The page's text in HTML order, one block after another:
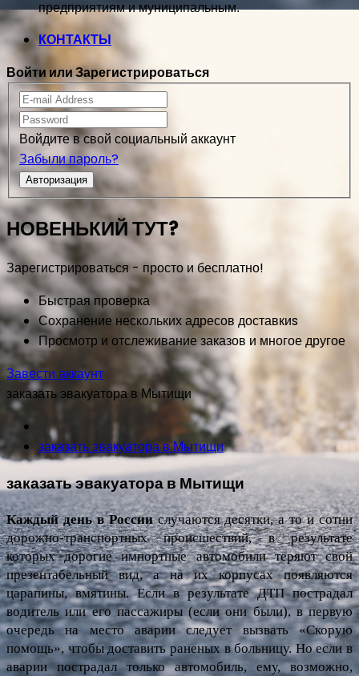
предприятиям и муниципальным.
КОНТАКТЫ
Войти или Зарегистрироваться
Войдите в свой социальный аккаунт
Забыли пароль?
Авторизация
НОВЕНЬКИЙ ТУТ?
Зарегистрироваться - просто и бесплатно!
Быстрая проверка
Сохранение нескольких адресов доставкиs
Просмотр и отслеживание заказов и многое другое
Завести аккаунт
заказать эвакуатора в Мытищи
заказать эвакуатора в Мытищи
заказать эвакуатора в Мытищи
Каждый день в России случаются десятки, а то и сотни
дорожно-транспортных происшествий, в результате
которых дорогие импортные автомобили теряют свой
презентабельный вид, а на их корпусах появляются
царапины, вмятины. Если в результате ДТП пострадал
водитель или его пассажиры (если они были), в первую
очередь на место аварии следует вызвать «Скорую
помощь», чтобы доставить раненых в больницу. Но если в
аварии пострадал только автомобиль, ему, возможно,